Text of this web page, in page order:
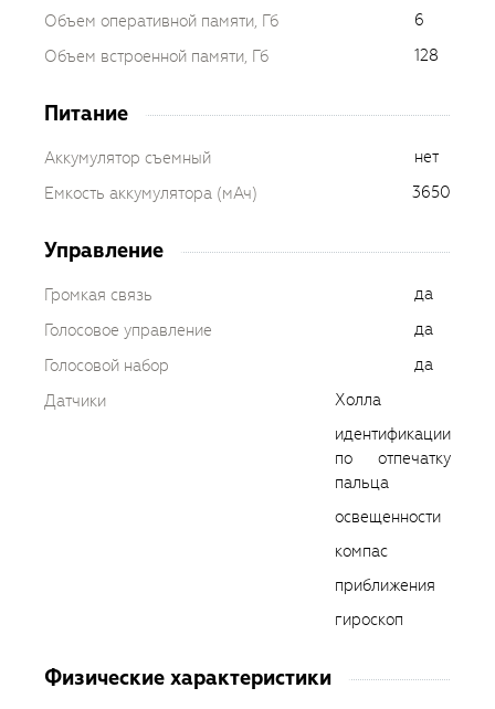
Объем оперативной памяти, Гб
6
Объем встроенной памяти, Гб
128
Питание
Аккумулятор съемный
нет
Емкость аккумулятора (мАч)
3650
Управление
Громкая связь
да
Голосовое управление
да
Голосовой набор
да
Датчики
Холла
идентификации
по отпечатку
пальца
освещенности
компас
приближения
гироскоп
Физические характеристики